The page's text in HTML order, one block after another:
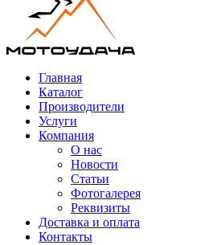
Главная
Каталог
Производители
Услуги
Компания
О нас
Новости
Статьи
Фотогалерея
Реквизиты
Доставка и оплата
Контакты